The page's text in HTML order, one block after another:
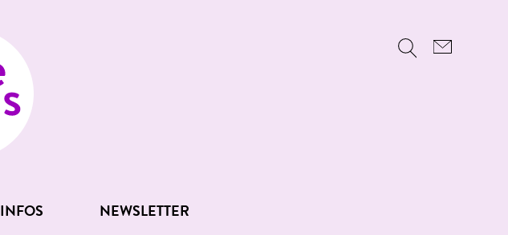
INFOS NEWSLETTER